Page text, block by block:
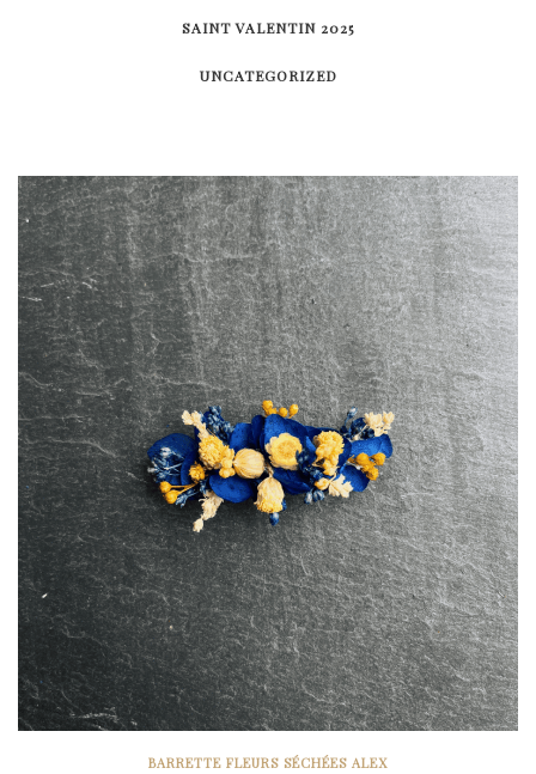
SAINT VALENTIN 2025
UNCATEGORIZED
BARRETTE FLEURS SÉCHÉES ALEX